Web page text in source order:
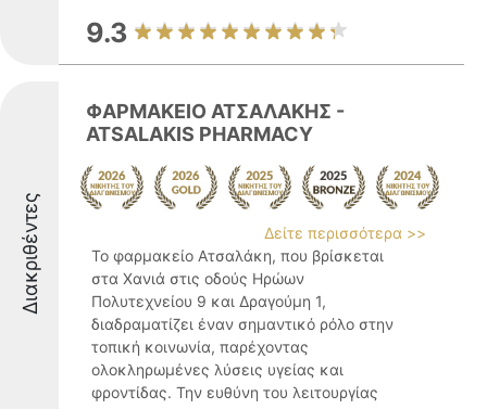
9.3
Διακριθέντες
ΦΑΡΜΑΚΕΙΟ ΑΤΣΑΛΑΚΗΣ -
ATSALAKIS PHARMACY
Δείτε περισσότερα >>
Το φαρμακείο Ατσαλάκη, που βρίσκεται
στα Χανιά στις οδούς Ηρώων
Πολυτεχνείου 9 και Δραγούμη 1,
διαδραματίζει έναν σημαντικό ρόλο στην
τοπική κοινωνία, παρέχοντας
ολοκληρωμένες λύσεις υγείας και
φροντίδας. Την ευθύνη του λειτουργίας